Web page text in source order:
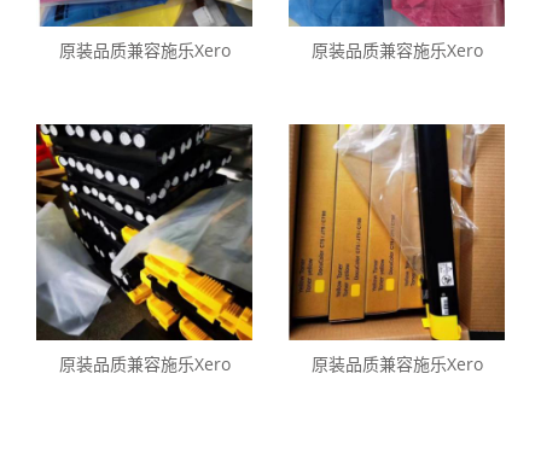
原装品质兼容施乐Xero 原装品质兼容施乐Xero
原装品质兼容施乐Xero 原装品质兼容施乐Xero